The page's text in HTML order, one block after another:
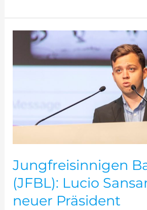
Jungfreisinnigen
(JFBL): Lucio
neuer Präsident
Jungfreisinnigen
Baselland
(JFBL):
Lucio
Präsident